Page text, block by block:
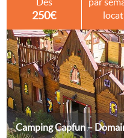
250€
Camping Capfun –